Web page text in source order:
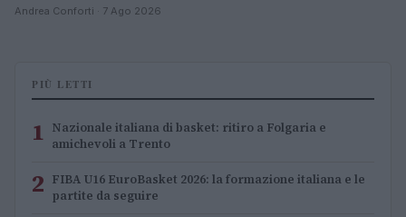
Andrea Conforti · 7 Ago 2026
PIÙ LETTI
1 Nazionale italiana di basket: ritiro a Folgaria e
amichevoli a Trento
2 FIBA U16 EuroBasket 2026: la formazione italiana e le
partite da seguire